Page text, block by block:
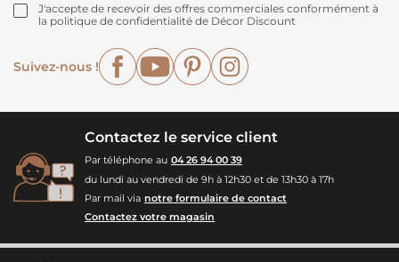
J'accepte de recevoir des offres commerciales conformément à
la politique de confidentialité de Décor Discount
Suivez-nous !
FacebookYouTubePinterest
Contactez le service client
Par téléphone au 04 26 94 00 39
du lundi au vendredi de 9h à 12h30 et de 13h30 à 17h
Par mail via notre formulaire de contact
Contactez votre magasin